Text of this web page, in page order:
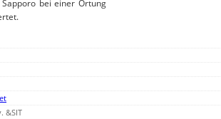
bei einer Ortung
&SIT